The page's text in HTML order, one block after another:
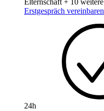
Elternschaft + 10 weitere
Erstgespräch vereinbaren
24h